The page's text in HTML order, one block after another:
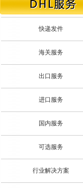
快递发件
海关服务
出口服务
进口服务
国内服务
可选服务
行业解决方案